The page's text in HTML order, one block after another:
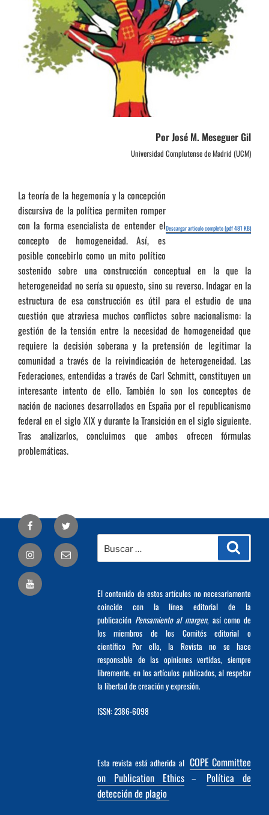
Por José M. Meseguer Gil
Universidad Complutense de Madrid (UCM)
Descargar artículo completo (pdf 481 KB)
La teoría de la hegemonía y la concepción
discursiva de la política permiten romper
con la forma esencialista de entender el
concepto de homogeneidad. Así, es
posible concebirlo como un mito político
sostenido sobre una construcción conceptual en la que la
heterogeneidad no sería su opuesto, sino su reverso. Indagar en la
estructura de esa construcción es útil para el estudio de una
cuestión que atraviesa muchos conflictos sobre nacionalismo: la
gestión de la tensión entre la necesidad de homogeneidad que
requiere la decisión soberana y la pretensión de legitimar la
comunidad a través de la reivindicación de heterogeneidad. Las
Federaciones, entendidas a través de Carl Schmitt, constituyen un
interesante intento de ello. También lo son los conceptos de
nación de naciones desarrollados en España por el republicanismo
federal en el siglo XIX y durante la Transición en el siglo siguiente.
Tras analizarlos, concluimos que ambos ofrecen fórmulas
problemáticas.
por:
El contenido de estos artículos no necesariamente
coincide con la línea editorial de la
publicación Pensamiento al margen, así como de
los miembros de los Comités editorial o
científico Por ello, la Revista no se hace
responsable de las opiniones vertidas, siempre
libremente, en los artículos publicados, al respetar
la libertad de creación y expresión.
ISSN: 2386-6098
Esta revista está adherida al COPE Committee
on Publication Ethics–
Política de
detección de plagio
Facebook Twitter
Correo
electrónico